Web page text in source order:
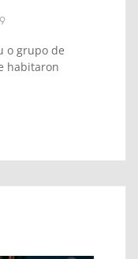
o grupo de
habitaron